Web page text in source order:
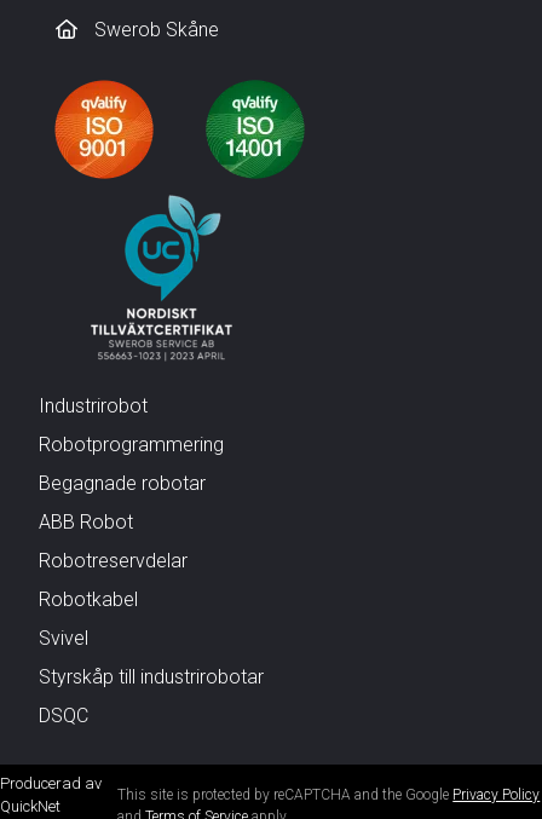
Swerob Skåne
Industrirobot
Robotprogrammering
Begagnade robotar
ABB Robot
Robotreservdelar
Robotkabel
Svivel
Styrskåp till industrirobotar
DSQC
Producerad av
QuickNet
This site is protected by reCAPTCHA and the Google Privacy Policy